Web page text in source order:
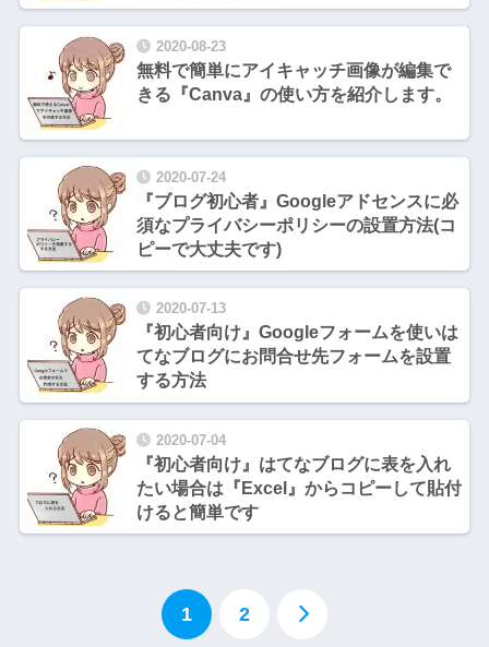
2020-08-23
無料で簡単にアイキャッチ画像が編集で
きる『Canva』の使い方を紹介します。
2020-07-24
『ブログ初心者』Googleアドセンスに必
須なプライバシーポリシーの設置方法(コ
ピーで大丈夫です)
2020-07-13
『初心者向け』Googleフォームを使いは
てなブログにお問合せ先フォームを設置
する方法
2020-07-04
『初心者向け』はてなブログに表を入れ
たい場合は『Excel』からコピーして貼付
けると簡単です
1 2